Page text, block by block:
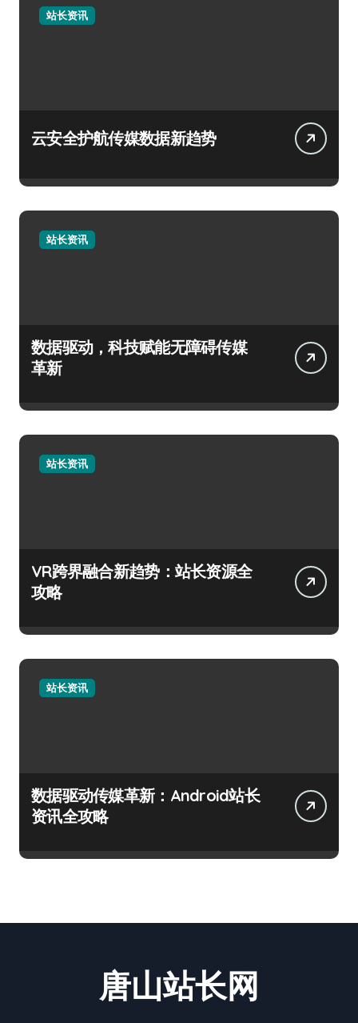
站长资讯
云安全护航传媒数据新趋势
站长资讯
数据驱动，科技赋能无障碍传媒
革新
站长资讯
VR跨界融合新趋势：站长资源全
攻略
站长资讯
数据驱动传媒革新：Android站长
资讯全攻略
唐山站长网